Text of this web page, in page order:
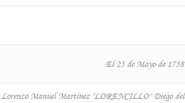
El 25 de Mayo de
Lorenzo Manuel Martínez "LORENCILLO" Diego